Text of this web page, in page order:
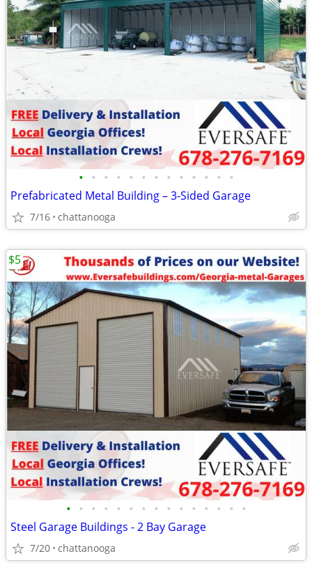
• • • • • • • • • • • • •
Prefabricated Metal Building – 3-Sided Garage
7/16 chattanooga
• • • • • • • • • • • • • • •
Steel Garage Buildings - 2 Bay Garage
7/20 chattanooga
$5